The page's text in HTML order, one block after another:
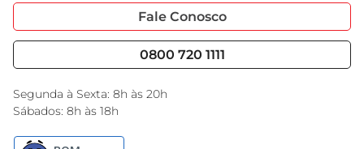
Portal do Fornecedo
Nossas Lojas
Serviços
Black Friday
Encarte do Dia
Fale Conosco
0800 720 1111
Segunda à Sexta: 8h às 20h
Sábados: 8h às 18h